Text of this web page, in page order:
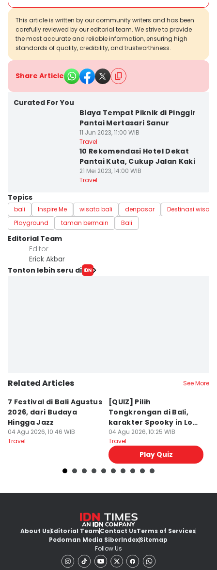
This article is written by our community writers and has been
carefully reviewed by our editorial team. We strive to provide
the most accurate and reliable information, ensuring high
standards of quality, credibility, and trustworthiness.
Share Article
Curated For You
Biaya Tempat Piknik di Pinggir
Pantai Mertasari Sanur
11 Jun 2023, 11:00 WIB
Travel
10 Rekomendasi Hotel Dekat
Pantai Kuta, Cukup Jalan Kaki
21 Mei 2023, 14:00 WIB
Travel
Topics
bali Inspire Me wisata bali denpasar
Destinasi
Playground
taman bermain Bali
Editorial Team
Editor
Erick Akbar
Tonton lebih seru di
Related Articles See More
7 Festival di Bali Agustus
2026, dari Budaya
Hingga Jazz
04 Agu 2026, 10:46 WIB
Travel
[QUIZ] Pilih
Tongkrongan di Bali,
karakter Spooky in Love
Ini Mirip Kamu
04 Agu 2026, 10:25 WIB
Travel
Play Quiz
About UsEditorial TeamContact UsTerms of Services
Pedoman Media SiberIndexSitemap
Follow Us